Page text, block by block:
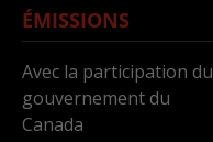
ÉMISSIONS
Avec la participation du
gouvernement du
Canada